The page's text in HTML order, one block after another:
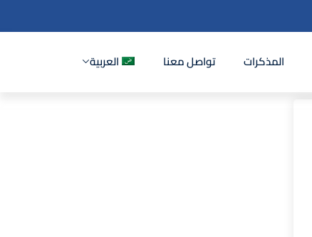
المذكرات تواصل معنا العربية